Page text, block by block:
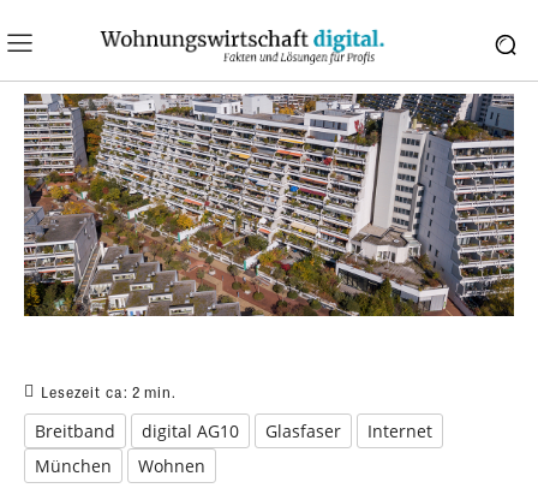
Lesezeit ca: 2 min.
Breitband digital AG10 Glasfaser
Internet
München
Wohnen